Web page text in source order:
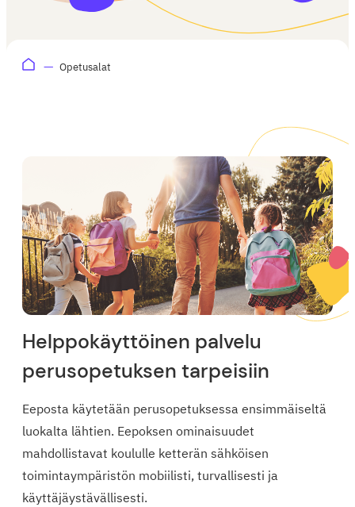
Opetusalat
Helppokäyttöinen palvelu
perusopetuksen tarpeisiin
Eeposta käytetään perusopetuksessa ensimmäiseltä
luokalta lähtien. Eepoksen ominaisuudet
mahdollistavat koululle ketterän sähköisen
toimintaympäristön mobiilisti, turvallisesti ja
käyttäjäystävällisesti.